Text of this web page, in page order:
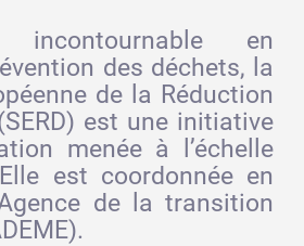
incontournable en
des déchets, la
de la Réduction
est une initiative
menée à l’échelle
est coordonnée en
de la transition